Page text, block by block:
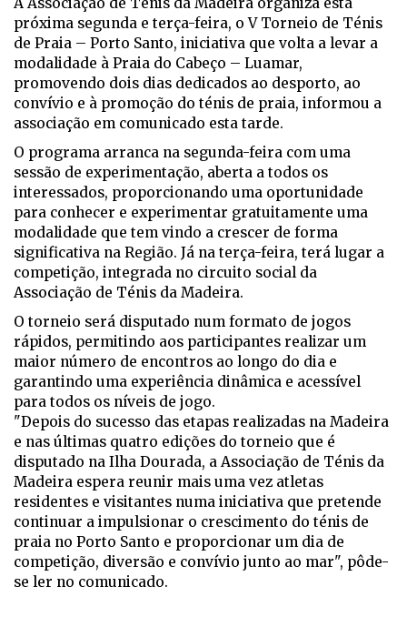
próxima segunda e terça-feira, o V Torneio de Ténis
de Praia – Porto Santo, iniciativa que volta a levar a
modalidade à Praia do Cabeço – Luamar,
promovendo dois dias dedicados ao desporto, ao
convívio e à promoção do ténis de praia, informou a
associação em comunicado esta tarde.
O programa arranca na segunda-feira com uma
sessão de experimentação, aberta a todos os
interessados, proporcionando uma oportunidade
para conhecer e experimentar gratuitamente uma
modalidade que tem vindo a crescer de forma
significativa na Região. Já na terça-feira, terá lugar a
competição, integrada no circuito social da
Associação de Ténis da Madeira.
O torneio será disputado num formato de jogos
rápidos, permitindo aos participantes realizar um
maior número de encontros ao longo do dia e
garantindo uma experiência dinâmica e acessível
para todos os níveis de jogo.
"Depois do sucesso das etapas realizadas na Madeira
e nas últimas quatro edições do torneio que é
disputado na Ilha Dourada, a Associação de Ténis da
Madeira espera reunir mais uma vez atletas
residentes e visitantes numa iniciativa que pretende
continuar a impulsionar o crescimento do ténis de
praia no Porto Santo e proporcionar um dia de
competição, diversão e convívio junto ao mar", pôde-
se ler no comunicado.